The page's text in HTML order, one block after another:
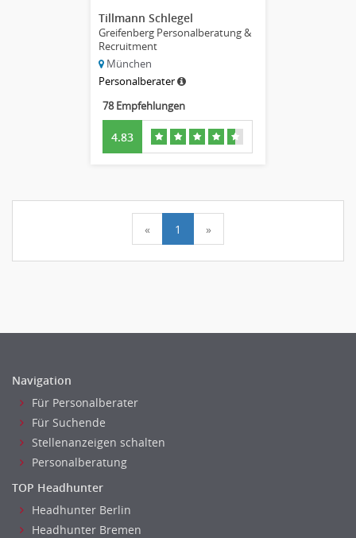
Tillmann Schlegel
Greifenberg Personalberatung &
Recruitment
München
Personalberater
78 Empfehlungen
4.83
« 1 »
Navigation
Für Personalberater
Für Suchende
Stellenanzeigen schalten
Personalberatung
TOP Headhunter
Headhunter Berlin
Headhunter Bremen